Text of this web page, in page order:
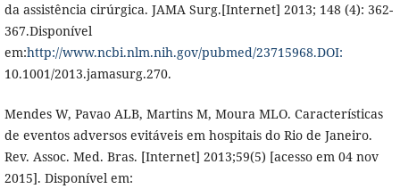
da assistência cirúrgica. JAMA Surg.[Internet] 2013; 148 (4): 362-
367.Disponível
em:http://www.ncbi.nlm.nih.gov/pubmed/23715968.DOI:
10.1001/2013.jamasurg.270.
Mendes W, Pavao ALB, Martins M, Moura MLO. Características
de eventos adversos evitáveis em hospitais do Rio de Janeiro.
Rev. Assoc. Med. Bras. [Internet] 2013;59(5) [acesso em 04 nov
2015]. Disponível em: